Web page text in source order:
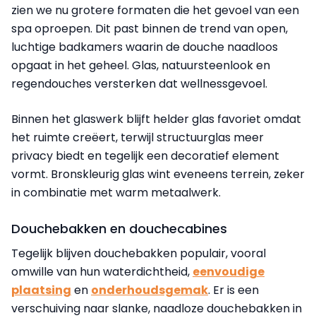
zien we nu grotere formaten die het gevoel van een
spa oproepen. Dit past binnen de trend van open,
luchtige badkamers waarin de douche naadloos
opgaat in het geheel. Glas, natuursteenlook en
regendouches versterken dat wellnessgevoel.
Binnen het glaswerk blijft helder glas favoriet omdat
het ruimte creëert, terwijl structuurglas meer
privacy biedt en tegelijk een decoratief element
vormt. Bronskleurig glas wint eveneens terrein, zeker
in combinatie met warm metaalwerk.
Douchebakken en douchecabines
Tegelijk blijven douchebakken populair, vooral
omwille van hun waterdichtheid, eenvoudige
plaatsing en onderhoudsgemak. Er is een
verschuiving naar slanke, naadloze douchebakken in